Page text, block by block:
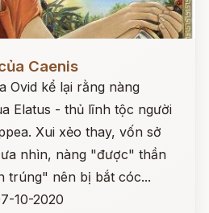
Caenis
Ovid kể lại rằng nàng
Elatus - thủ lĩnh tộc người
Xui xẻo thay, vốn sở
nhìn, nàng "được" thần
trúng" nên bị bắt cóc...
10-2020